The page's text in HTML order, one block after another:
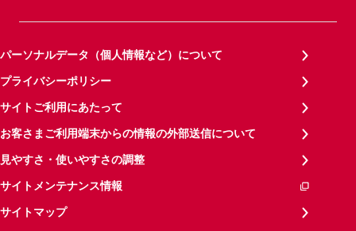
パーソナルデータ（個人情報など）について
プライバシーポリシー
サイトご利用にあたって
お客さまご利用端末からの情報の外部送信について
見やすさ・使いやすさの調整
サイトメンテナンス情報
サイトマップ